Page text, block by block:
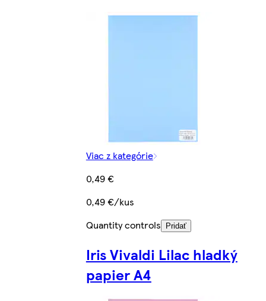
Viac z kategórie
0,49 €
0,49 €/kus
Quantity controls
Pridať
Iris Vivaldi Lilac hladký
papier A4